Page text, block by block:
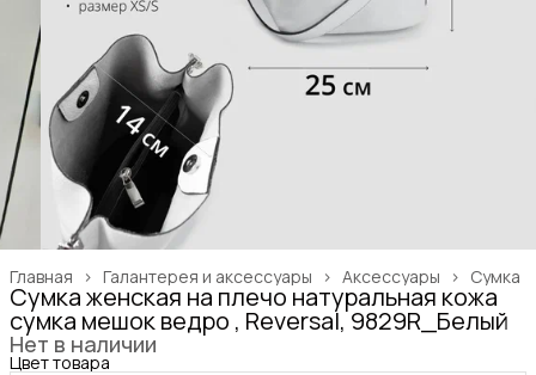
Сумка
Аксессуары ›
Галантерея и аксессуары ›
Главная ›
Сумка женская на плечо натуральная кожа
сумка мешок ведро , Reversal, 9829R_Белый
Нет в наличии
Цвет товара